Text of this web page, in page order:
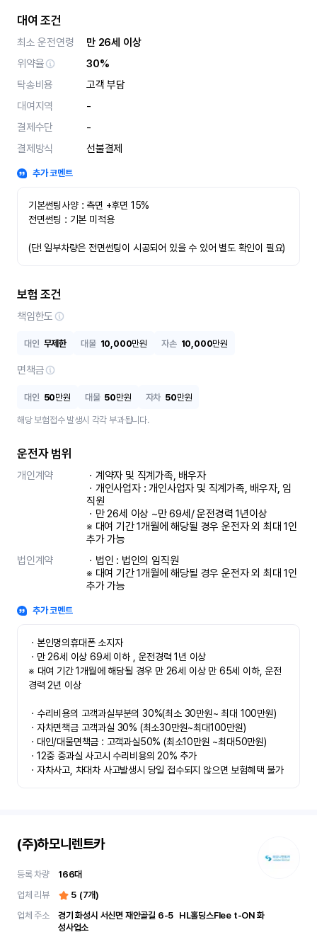
대여 조건
최소 운전연령
만 26세 이상
위약율
30%
탁송비용
고객 부담
대여지역
-
결제수단
-
결제방식
선불결제
추가 코멘트
기본썬팅사양 : 측면 +후면 15%
전면썬팅 : 기본 미적용
(단! 일부차량은 전면썬팅이 시공되어 있을 수 있어 별도 확인이 필요)
보험 조건
책임한도
대인 무제한 대물 10,000만원 자손 10,000만원
면책금
대인 50만원 대물 50만원 자차 50만원
해당 보험접수 발생시 각각 부과됩니다.
운전자 범위
개인계약
ㆍ계약자 및 직계가족, 배우자
ㆍ개인사업자 : 개인사업자 및 직계가족, 배우자, 임
직원
ㆍ만 26세 이상 ~만 69세/ 운전경력 1년이상
※ 대여 기간 1개월에 해당될 경우 운전자 외 최대 1인
추가 가능
법인계약
ㆍ법인 : 법인의 임직원
※ 대여 기간 1개월에 해당될 경우 운전자 외 최대 1인
추가 가능
추가 코멘트
ㆍ본인명의휴대폰 소지자
ㆍ만 26세 이상 69세 이하 , 운전경력 1년 이상
※ 대여 기간 1개월에 해당될 경우 만 26세 이상 만 65세 이하, 운전
경력 2년 이상
ㆍ수리비용의 고객과실부분의 30%(최소 30만원~ 최대 100만원)
ㆍ자차면책금 고객과실 30% (최소30만원~최대100만원)
ㆍ대인/대물면책금 : 고객과실50% (최소10만원 ~최대50만원)
ㆍ12중 중과실 사고시 수리비용의 20% 추가
ㆍ자차사고, 차대차 사고발생시 당일 접수되지 않으면 보험혜택 불가
(주)하모니렌트카
등록 차량 166대
업체 리뷰
5 (7개)
업체 주소
경기 화성시 서신면 재안골길 6-5	 HL홀딩스Flee t-ON 화
성사업소